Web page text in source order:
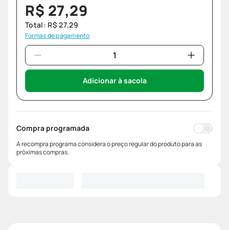
R$ 27,29
Total: R$ 27,29
Formas de pagamento
Adicionar à sacola
Compra programada
A recompra programa considera o preço regular do produto para as
próximas compras.